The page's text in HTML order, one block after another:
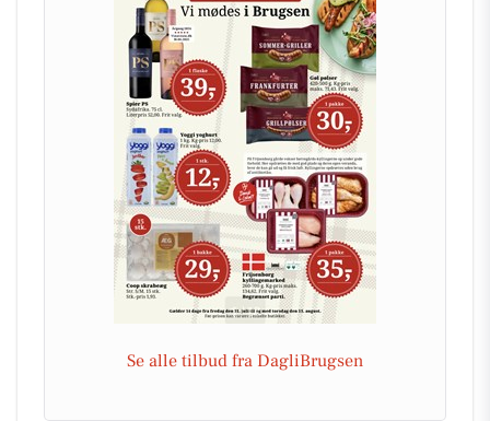
Se alle tilbud fra DagliBrugsen